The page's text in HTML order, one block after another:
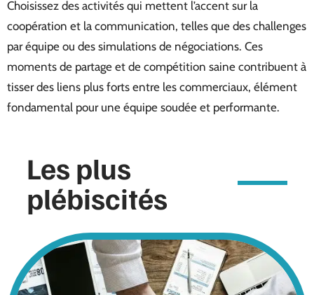
Choisissez des activités qui mettent l’accent sur la
coopération et la communication, telles que des challenges
par équipe ou des simulations de négociations. Ces
moments de partage et de compétition saine contribuent à
tisser des liens plus forts entre les commerciaux, élément
fondamental pour une équipe soudée et performante.
Les plus
plébiscités